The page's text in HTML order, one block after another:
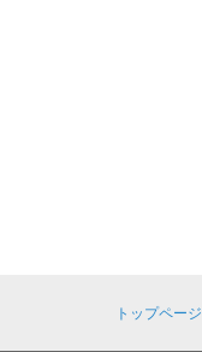
トップページ